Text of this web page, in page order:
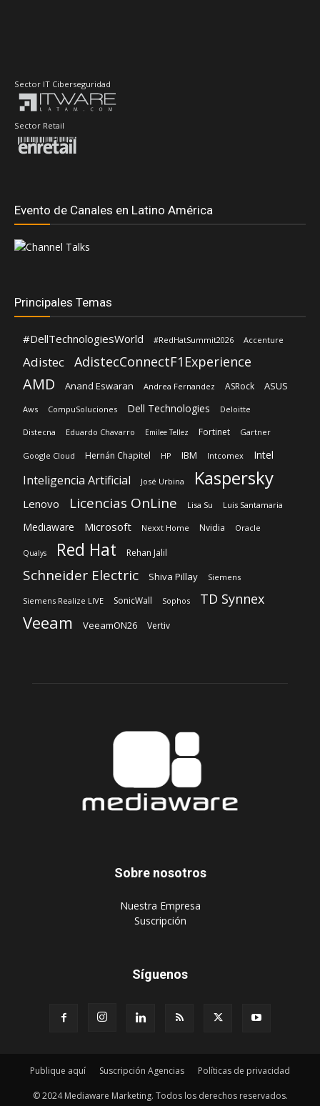
Sector IT Ciberseguridad
Sector Retail
Evento de Canales en Latino América
Principales Temas
#DellTechnologiesWorld #RedHatSummit2026 Accenture
Adistec AdistecConnectF1Experience
AMD Anand Eswaran Andrea Fernandez ASRock ASUS
Aws CompuSoluciones Dell Technologies Deloitte
Distecna Eduardo Chavarro Emilee Tellez Fortinet Gartner
Google Cloud Hernán Chapitel HP IBM Intcomex Intel
Inteligencia Artificial José Urbina Kaspersky
Lenovo Licencias OnLine Lisa Su Luis Santamaria
Mediaware Microsoft Nexxt Home Nvidia Oracle
Qualys Red Hat Rehan Jalil
Schneider Electric Shiva Pillay Siemens
Siemens Realize LIVE SonicWall Sophos TD Synnex
Veeam VeeamON26 Vertiv
Sobre nosotros
‎Nuestra Empresa
‎Suscripción
Síguenos
Publique aquí Suscripción Agencias Políticas de privacidad
© 2024 Mediaware Marketing. Todos los derechos reservados.